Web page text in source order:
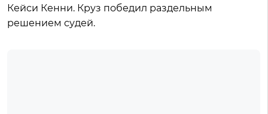
Кейси Кенни. Круз победил раздельным
решением судей.